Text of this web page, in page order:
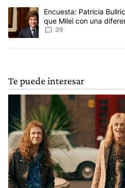
circo armado a propósito
judicial y a partir de la
para lograr el concenso
2023 puesto que las
perdidas del oficialismo.
estén obrando bien
los alegatos, vienen
magnitud y creciente para
están filmado con
las acusaciones. El
expresó que habló con la
los vida del
está todo preparado
pueblo y al mundo?.....
corrupción, no perdamos
cuidado.
Un artículo de tendencia con el
Encuesta: Patricia
que Milei con una
negativa
39